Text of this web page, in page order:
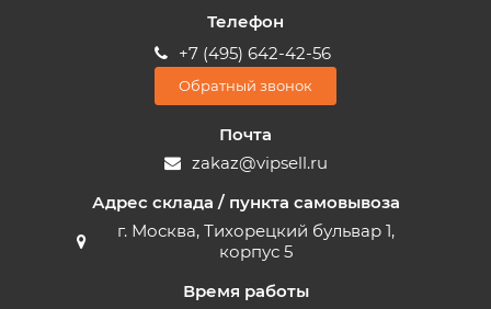
Телефон
+7 (495) 642-42-56
Обратный звонок
Почта
zakaz@vipsell.ru
Адрес склада / пункта самовывоза
г. Москва, Тихорецкий бульвар 1,
корпус 5
Время работы